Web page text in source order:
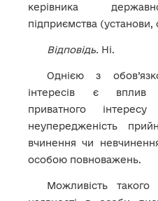
керівника
підприємства (установи,
Відповідь.Ні.
Однією з
інтересів є вплив
приватного
неупередженість
вчинення чи
особою повноважень.
Можливість